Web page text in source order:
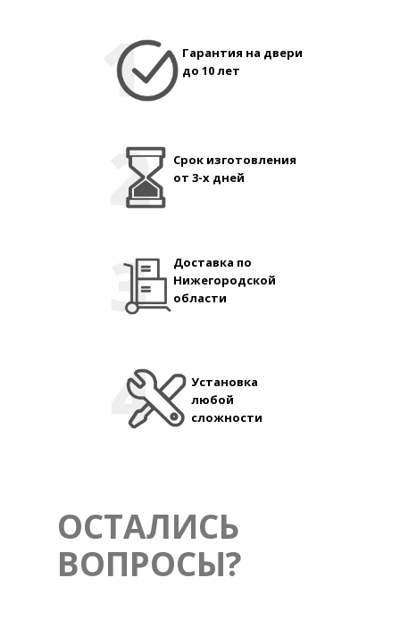
Гарантия на двери
до 10 лет
Срок изготовления
от 3-х дней
Доставка по
Нижегородской
области
Установка
любой
сложности
ОСТАЛИСЬ
ВОПРОСЫ?